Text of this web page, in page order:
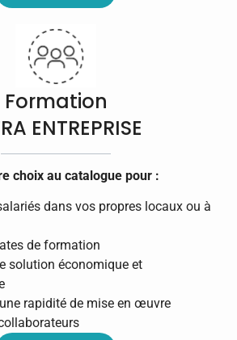
Formation
ENTREPRISE
choix au catalogue pour :
dans vos propres locaux ou à
de formation
solution économique et
rapidité de mise en œuvre